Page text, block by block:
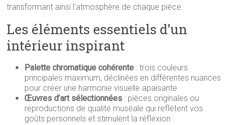
transformant ainsi l’atmosphère de chaque pièce.
Les éléments essentiels d’un
intérieur inspirant
Palette chromatique cohérente : trois couleurs
principales maximum, déclinées en différentes nuances
pour créer une harmonie visuelle apaisante
Œuvres d’art sélectionnées : pièces originales ou
reproductions de qualité muséale qui reflètent vos
goûts personnels et stimulent la réflexion